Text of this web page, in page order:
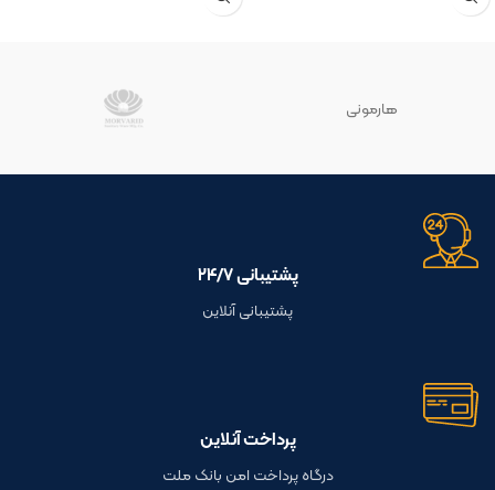
هارمونی
پشتیبانی ۲۴/۷
پشتیبانی آنلاین
پرداخت آنلاین
درگاه پرداخت امن بانک ملت